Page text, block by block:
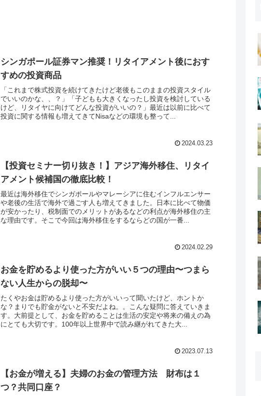
シンガポール証券マン推奨！リタイアメント後におす
すめの投資商品
「これまで株式投資を続けてきたけど老後もこのままの投資スタイル
でいいのかな、、？」「子どもも大きくなったし投資を検討している
けど、リタイヤに向けてどんな投資がいいの？」最近は以前に比べて
投資に関する情報も増えてきてNisaなどの環境も整って...
2024.03.23
【投資セミナー切り抜き！】アジア海外移住、リタイ
アメント候補国の徹底比較！
最近は海外移住でシンガポールやマレーシアに住むインフルエンサー
や老後の生活で海外で過ごす人も増えてきました。日本に比べて物価
が安かったり、税制面でのメリットがあるなどの利点が海外移住の主
な理由です。そこで今回は海外移住をするならどの国が一番...
2024.02.29
お金を貯めるより使った方がいい５つの理由〜つまら
ない人生からの脱却〜
たくやお金は貯めるより使った方がいいって聞いたけど、ホントか
な？まりでも貯金がないと不安だよね。。こんな疑問に答えていきま
す。大前提として、お金を貯めることは生活の安定や将来の備えの為
にとても大切です。100年以上世界中で読み継がれてきた大...
2023.07.13
【お金が増える】夫婦のお金の管理方法 財布は１
つ？共同口座？